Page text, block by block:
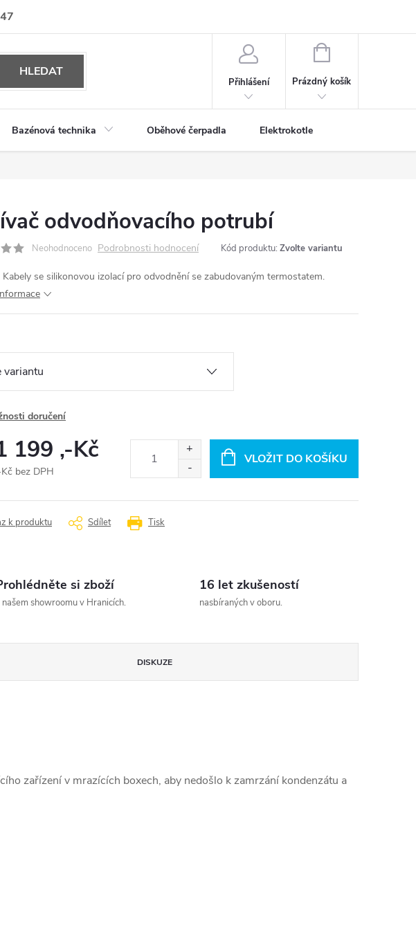
HLEDAT
Přihlášení
NÁKUPNÍ
Prázdný košík
Bazénová technika Oběhové čerpadla Elektrokotle
odvodňovacího potrubí
Neohodnoceno Podrobnosti hodnocení Kód produktu: Zvolte variantu
Kabely se silikonovou izolací pro odvodnění se zabudovaným termostatem.
doručení
199 ,-Kč
bez DPH
VLOŽIT DO KOŠÍKU
Tisk
k produktu Sdílet
si zboží
našem showroomu v Hranicích.
16 let zkušeností
nasbíraných v oboru.
DISKUZE
zařízení v mrazících boxech, aby nedošlo k zamrzání kondenzátu a